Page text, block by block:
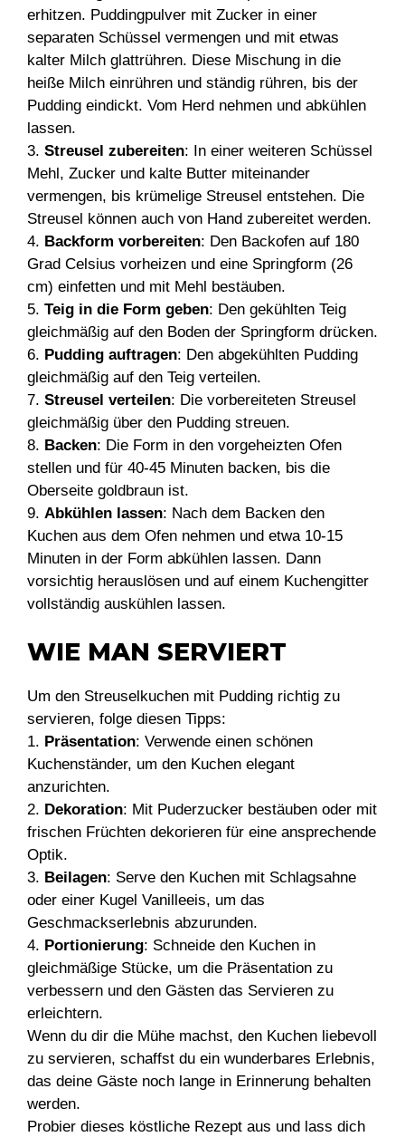
erhitzen. Puddingpulver mit Zucker in einer
separaten Schüssel vermengen und mit etwas
kalter Milch glattrühren. Diese Mischung in die
heiße Milch einrühren und ständig rühren, bis der
Pudding eindickt. Vom Herd nehmen und abkühlen
lassen.
3. Streusel zubereiten: In einer weiteren Schüssel
Mehl, Zucker und kalte Butter miteinander
vermengen, bis krümelige Streusel entstehen. Die
Streusel können auch von Hand zubereitet werden.
4. Backform vorbereiten: Den Backofen auf 180
Grad Celsius vorheizen und eine Springform (26
cm) einfetten und mit Mehl bestäuben.
5. Teig in die Form geben: Den gekühlten Teig
gleichmäßig auf den Boden der Springform drücken.
6. Pudding auftragen: Den abgekühlten Pudding
gleichmäßig auf den Teig verteilen.
7. Streusel verteilen: Die vorbereiteten Streusel
gleichmäßig über den Pudding streuen.
8. Backen: Die Form in den vorgeheizten Ofen
stellen und für 40-45 Minuten backen, bis die
Oberseite goldbraun ist.
9. Abkühlen lassen: Nach dem Backen den
Kuchen aus dem Ofen nehmen und etwa 10-15
Minuten in der Form abkühlen lassen. Dann
vorsichtig herauslösen und auf einem Kuchengitter
vollständig auskühlen lassen.
WIE MAN SERVIERT
Um den Streuselkuchen mit Pudding richtig zu
servieren, folge diesen Tipps:
1. Präsentation: Verwende einen schönen
Kuchenständer, um den Kuchen elegant
anzurichten.
2. Dekoration: Mit Puderzucker bestäuben oder mit
frischen Früchten dekorieren für eine ansprechende
Optik.
3. Beilagen: Serve den Kuchen mit Schlagsahne
oder einer Kugel Vanilleeis, um das
Geschmackserlebnis abzurunden.
4. Portionierung: Schneide den Kuchen in
gleichmäßige Stücke, um die Präsentation zu
verbessern und den Gästen das Servieren zu
erleichtern.
Wenn du dir die Mühe machst, den Kuchen liebevoll
zu servieren, schaffst du ein wunderbares Erlebnis,
das deine Gäste noch lange in Erinnerung behalten
werden.
Probier dieses köstliche Rezept aus und lass dich